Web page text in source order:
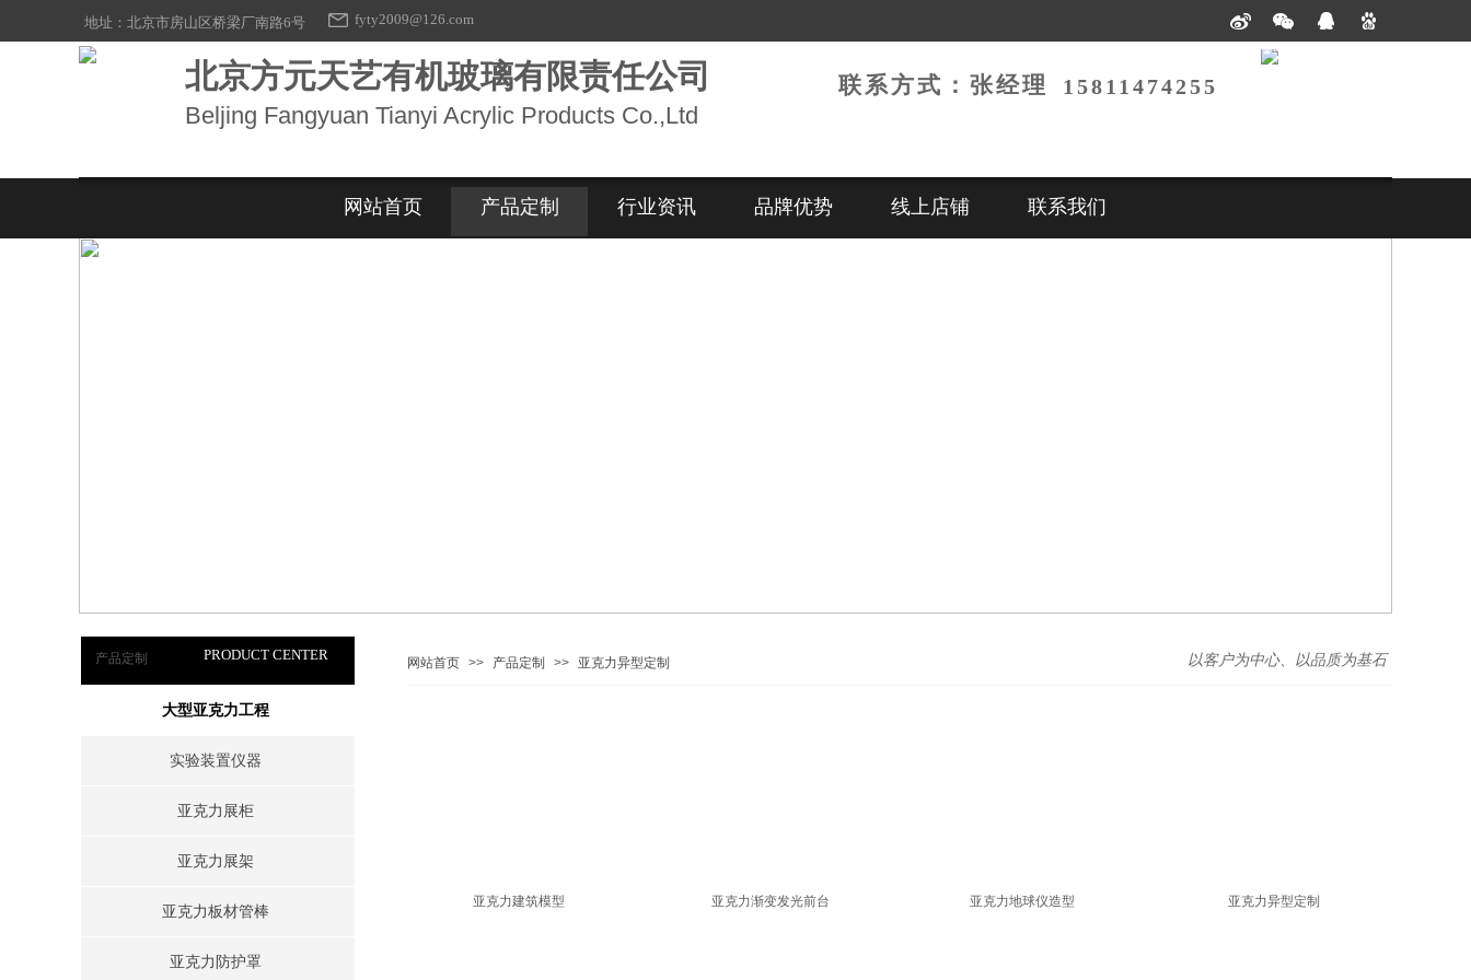
fyty2009@126.com
地址：北京市房山区桥梁厂南路6号
北京方元天艺有机玻璃有限责任公司
Beljing Fangyuan Tianyi Acrylic Products Co.,Ltd
15811474255
联系方式：张经理
网站首页 产品定制 行业资讯 品牌优势 线上店铺 联系我们
产品定制 PRODUCT CENTER 以客户为中心、以品质为基石
网站首页 >> 产品定制 >> 亚克力异型定制
大型亚克力工程
实验装置仪器
亚克力展柜
亚克力展架
亚克力板材管棒
亚克力防护罩
亚克力建筑模型 亚克力渐变发光前台 亚克力地球仪造型 亚克力异型定制